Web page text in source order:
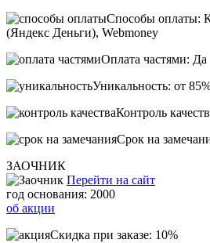
Способы оплаты:
(Яндекс Деньги), Webmoney
Оплата частями: Да
Уникальность: от
Контроль
Срок на
ЗАОЧНИК
Перейти на сайт
год основания: 2000
об акции
Скидка при заказе: 10%